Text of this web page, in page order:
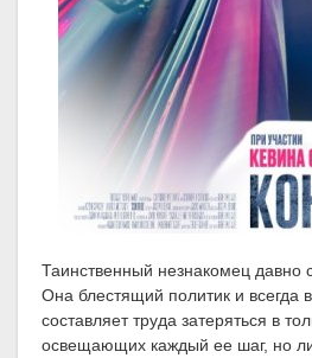
Таинственный незнакомец давно
Она блестящий политик и всегда
составляет труда затеряться в
освещающих каждый ее шаг, но